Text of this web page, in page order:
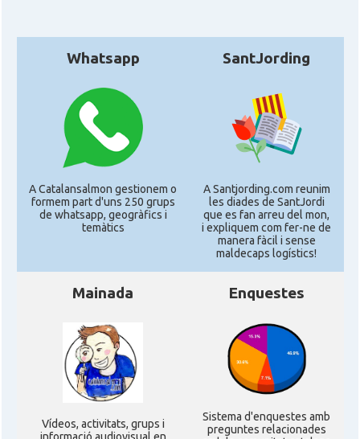
Whatsapp
A Catalansalmon gestionem o
formem part d'uns 250 grups
de whatsapp, geogràfics i
temàtics
SantJording
A Santjording.com reunim
les diades de SantJordi
que es fan arreu del mon,
i expliquem com fer-ne de
manera fàcil i sense
maldecaps logí­stics!
Mainada
Ví­deos, activitats, grups i
Enquestes
Sistema d'enquestes amb
preguntes relacionades